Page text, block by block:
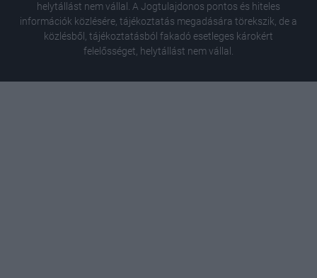
helytállást nem vállal. A Jogtulajdonos pontos és hiteles
információk közlésére, tájékoztatás megadására törekszik, de a
közlésből, tájékoztatásból fakadó esetleges károkért
felelősséget, helytállást nem vállal.